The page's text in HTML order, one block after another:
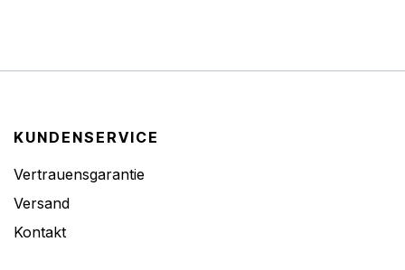
KUNDENSERVICE
Vertrauensgarantie
Versand
Kontakt